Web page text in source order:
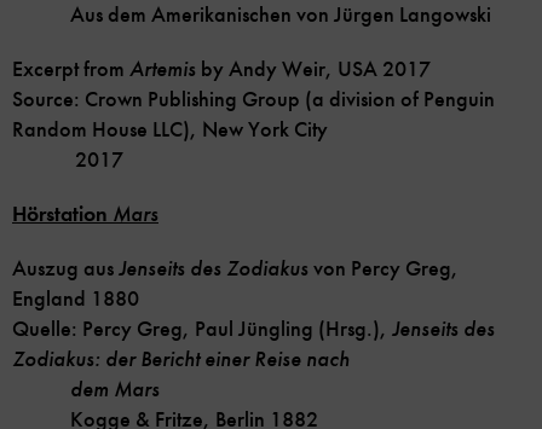
Aus dem Amerikanischen von Jürgen Langowski
Excerpt from Artemis by Andy Weir, USA 2017
Source: Crown Publishing Group (a division of Penguin
Random House LLC), New York City
2017
Hörstation Mars
Auszug ausJenseits des Zodiakus von Percy Greg,
England 1880
Quelle: Percy Greg, Paul Jüngling (Hrsg.), Jenseits des
Zodiakus: der Bericht einer Reise nach
dem Mars
Kogge & Fritze, Berlin 1882